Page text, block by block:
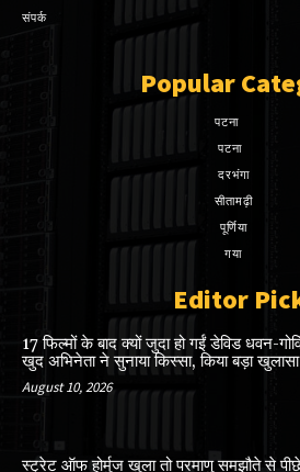
संपर्क
Popular
पटना
पटना
दरभंगा
सीतामढ़ी
पूर्णिया
गया
Editor
17 फिल्मों के बाद क्यों जुदा हो गईं डेविड धवन-
खुद अभिनेता ने सुनाया किस्सा, किया बड़ा खुलासा
August 10, 2026
स्ट्रेट ऑफ होर्मुज खुला तो परमाणु समझौते से